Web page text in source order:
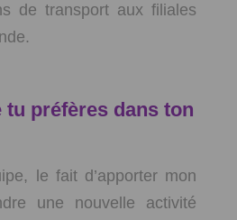
de transport aux filiales
tu préfères dans ton
le fait d’apporter mon
une nouvelle activité